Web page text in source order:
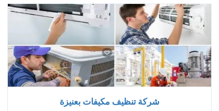
شركة تنظيف مكيفات بعنيزة